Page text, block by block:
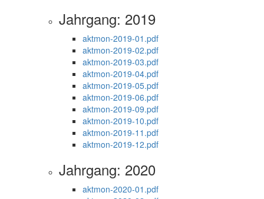
Jahrgang: 2019
aktmon-2019-01.pdf
aktmon-2019-02.pdf
aktmon-2019-03.pdf
aktmon-2019-04.pdf
aktmon-2019-05.pdf
aktmon-2019-06.pdf
aktmon-2019-09.pdf
aktmon-2019-10.pdf
aktmon-2019-11.pdf
aktmon-2019-12.pdf
Jahrgang: 2020
aktmon-2020-01.pdf